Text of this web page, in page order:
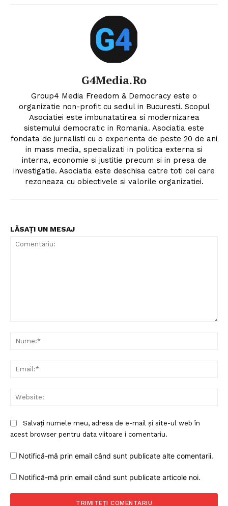
G4Media.ro
Group4 Media Freedom & Democracy este o
organizatie non-profit cu sediul in Bucuresti. Scopul
Asociatiei este imbunatatirea si modernizarea
sistemului democratic in Romania. Asociatia este
fondata de jurnalisti cu o experienta de peste 20 de ani
in mass media, specializati in politica externa si
interna, economie si justitie precum si in presa de
investigatie. Asociatia este deschisa catre toti cei care
rezoneaza cu obiectivele si valorile organizatiei.
LĂSAȚI UN MESAJ
Salvați numele meu, adresa de e-mail și site-ul web în
acest browser pentru data viitoare i comentariu.
Notifică-mă prin email când sunt publicate alte comentarii.
Notifică-mă prin email când sunt publicate articole noi.